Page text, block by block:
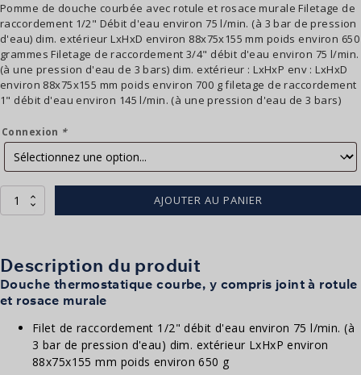
Pomme de douche courbée avec rotule et rosace murale Filetage de
raccordement 1/2" Débit d'eau environ 75 l/min. (à 3 bar de pression
d'eau) dim. extérieur LxHxD environ 88x75x155 mm poids environ 650
grammes Filetage de raccordement 3/4" débit d'eau environ 75 l/min.
(à une pression d'eau de 3 bars) dim. extérieur : LxHxP env : LxHxD
environ 88x75x155 mm poids environ 700 g filetage de raccordement
1" débit d'eau environ 145 l/min. (à une pression d'eau de 3 bars)
Connexion *
quantité
de
AJOUTER AU PANIER
Description du produit
Douche thermostatique courbe, y compris joint à rotule
et rosace murale
Filet de raccordement 1/2" débit d'eau environ 75 l/min. (à
3 bar de pression d'eau) dim. extérieur LxHxP environ
88x75x155 mm poids environ 650 g